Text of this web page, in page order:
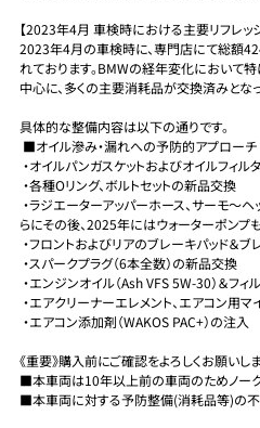
【2023年4月 車検時における主要リフレッ
2023年4月の車検時に、専門店にて総額
れております。BMWの経年変化において
中心に、多くの主要消耗品が交換済みとなっ
具体的な整備内容は以下の通りです。
らにその後、2025年にはウォーターポンプ
《重要》購入前にご確認をよろしくお願いしま
■本車両は10年以上前の車両のためノーク
■本車両に対する予防整備(消耗品等)の不